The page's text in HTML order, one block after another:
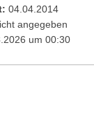
04.04.2014
angegeben
um 00:30